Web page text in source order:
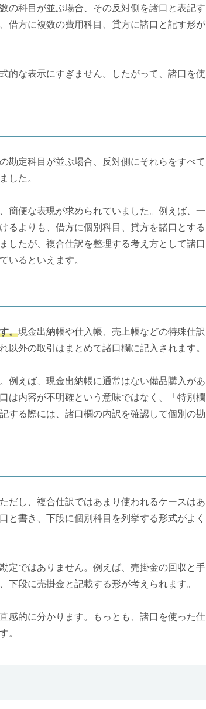
の科目が並ぶ場合、その反対側を諸口と表記す
借方に複数の費用科目、貸方に諸口と記す形が
的な表示にすぎません。したがって、諸口を使
勘定科目が並ぶ場合、反対側にそれらをすべて
した。
簡便な表現が求められていました。例えば、一
るよりも、借方に個別科目、貸方を諸口とする
したが、複合仕訳を整理する考え方として諸口
いるといえます。
。現金出納帳や仕入帳、売上帳などの特殊仕訳
外の取引はまとめて諸口欄に記入されます。
例えば、現金出納帳に通常はない備品購入があ
は内容が不明確という意味ではなく、「特別欄
する際には、諸口欄の内訳を確認して個別の勘
ただし、複合仕訳ではあまり使われるケースはあ
と書き、下段に個別科目を列挙する形式がよく
定ではありません。例えば、売掛金の回収と手
段に売掛金と記載する形が考えられます。
感的に分かります。もっとも、諸口を使った仕
。